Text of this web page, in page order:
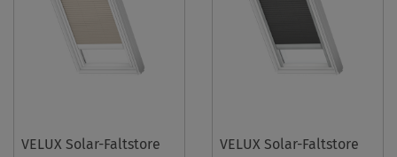
VELUX Solar-Faltstore
VELUX Solar-Faltstore